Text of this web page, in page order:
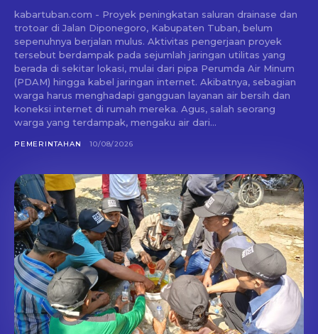
kabartuban.com - Proyek peningkatan saluran drainase dan
trotoar di Jalan Diponegoro, Kabupaten Tuban, belum
sepenuhnya berjalan mulus. Aktivitas pengerjaan proyek
tersebut berdampak pada sejumlah jaringan utilitas yang
berada di sekitar lokasi, mulai dari pipa Perumda Air Minum
(PDAM) hingga kabel jaringan internet. Akibatnya, sebagian
warga harus menghadapi gangguan layanan air bersih dan
koneksi internet di rumah mereka. Agus, salah seorang
warga yang terdampak, mengaku air dari...
PEMERINTAHAN 10/08/2026